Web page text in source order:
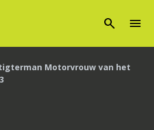
search menu
Motorvrouw van het